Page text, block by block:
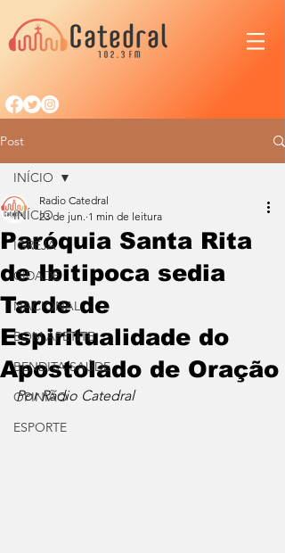
Post
INÍCIO
IGREJA
CIDADE
NACIONAL
BOM APETITE
BENDITA SAÚDE
OPINIÃO
ESPORTE
INÍCIO
Paróquia Santa Rita
de Ibitipoca sedia
Tarde de
Espiritualidade do
Apostolado de Oração
Radio Catedral
23 de jun. 1 min de leitura
Por Rádio Catedral